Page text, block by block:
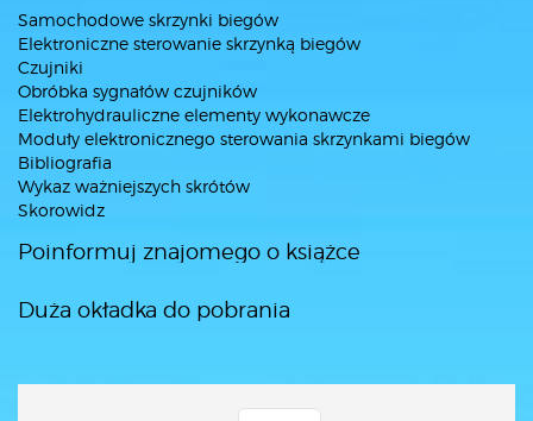
Samochodowe skrzynki biegów
Elektroniczne sterowanie skrzynką biegów
Czujniki
Obróbka sygnałów czujników
Elektrohydrauliczne elementy wykonawcze
Moduły elektronicznego sterowania skrzynkami biegów
Bibliografia
Wykaz ważniejszych skrótów
Skorowidz
Poinformuj znajomego o książce
Duża okładka do pobrania